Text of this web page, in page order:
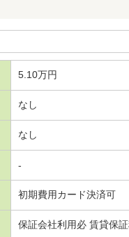
5.10万円
なし
なし
-
初期費用カード決済可
保証会社利用必 賃貸保